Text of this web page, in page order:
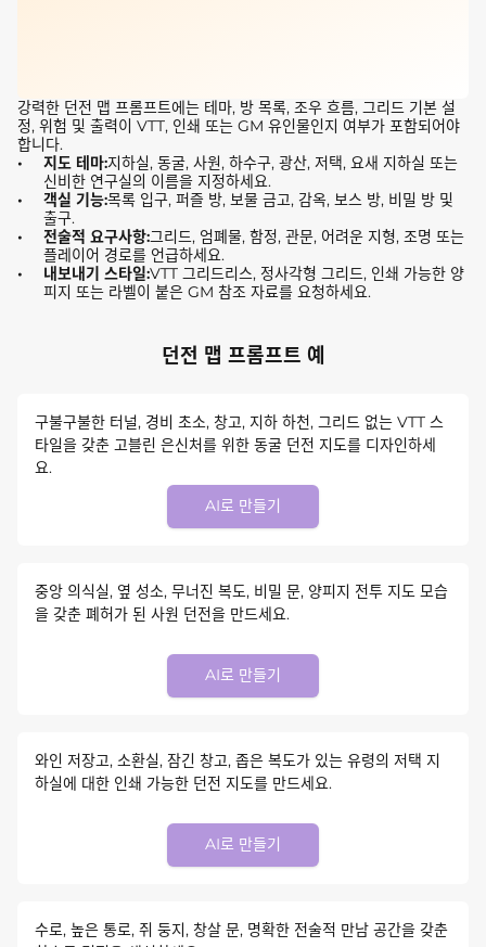
강력한 던전 맵 프롬프트에는 테마, 방 목록, 조우 흐름, 그리드 기본 설
정, 위험 및 출력이 VTT, 인쇄 또는 GM 유인물인지 여부가 포함되어야
합니다.
지도 테마:지하실, 동굴, 사원, 하수구, 광산, 저택, 요새 지하실 또는
신비한 연구실의 이름을 지정하세요.
객실 기능:목록 입구, 퍼즐 방, 보물 금고, 감옥, 보스 방, 비밀 방 및
출구.
전술적 요구사항:그리드, 엄폐물, 함정, 관문, 어려운 지형, 조명 또는
플레이어 경로를 언급하세요.
내보내기 스타일:VTT 그리드리스, 정사각형 그리드, 인쇄 가능한 양
피지 또는 라벨이 붙은 GM 참조 자료를 요청하세요.
던전 맵 프롬프트 예
구불구불한 터널, 경비 초소, 창고, 지하 하천, 그리드 없는 VTT 스
타일을 갖춘 고블린 은신처를 위한 동굴 던전 지도를 디자인하세
요.
AI로 만들기
중앙 의식실, 옆 성소, 무너진 복도, 비밀 문, 양피지 전투 지도 모습
을 갖춘 폐허가 된 사원 던전을 만드세요.
AI로 만들기
와인 저장고, 소환실, 잠긴 창고, 좁은 복도가 있는 유령의 저택 지
하실에 대한 인쇄 가능한 던전 지도를 만드세요.
AI로 만들기
수로, 높은 통로, 쥐 둥지, 창살 문, 명확한 전술적 만남 공간을 갖춘